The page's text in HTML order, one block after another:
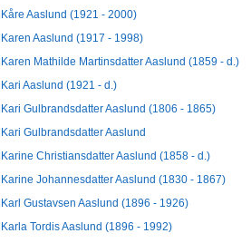
Kåre Aaslund (1921 - 2000)
Karen Aaslund (1917 - 1998)
Karen Mathilde Martinsdatter Aaslund (1859 - d.)
Kari Aaslund (1921 - d.)
Kari Gulbrandsdatter Aaslund (1806 - 1865)
Kari Gulbrandsdatter Aaslund
Karine Christiansdatter Aaslund (1858 - d.)
Karine Johannesdatter Aaslund (1830 - 1867)
Karl Gustavsen Aaslund (1896 - 1926)
Karla Tordis Aaslund (1896 - 1992)